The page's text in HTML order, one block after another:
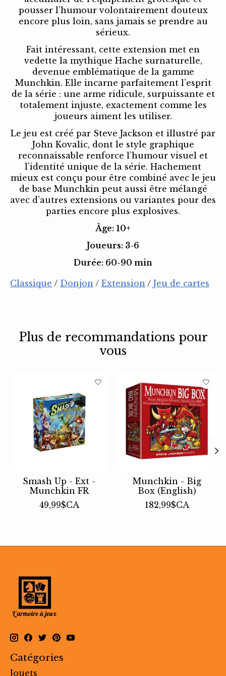
pousser l’humour volontairement douteux
encore plus loin, sans jamais se prendre au
sérieux.
Fait intéressant, cette extension met en
vedette la mythique Hache surnaturelle,
devenue emblématique de la gamme
Munchkin. Elle incarne parfaitement l’esprit
de la série : une arme ridicule, surpuissante et
totalement injuste, exactement comme les
joueurs aiment les utiliser.
Le jeu est créé par Steve Jackson et illustré par
John Kovalic, dont le style graphique
reconnaissable renforce l’humour visuel et
l’identité unique de la série. Hachement
mieux est conçu pour être combiné avec le jeu
de base Munchkin peut aussi être mélangé
avec d’autres extensions ou variantes pour des
parties encore plus explosives.
Âge: 10+
Joueurs: 3-6
Durée: 60-90 min
Classique / Donjon / Extension / Jeu de cartes
Plus de recommandations pour
vous
Articles du carrousel de produits
Smash Up - Ext -
Munchkin FR
49,99$CA
Munchkin - Big
Box (English)
182,99$CA
Catégories
Jouets